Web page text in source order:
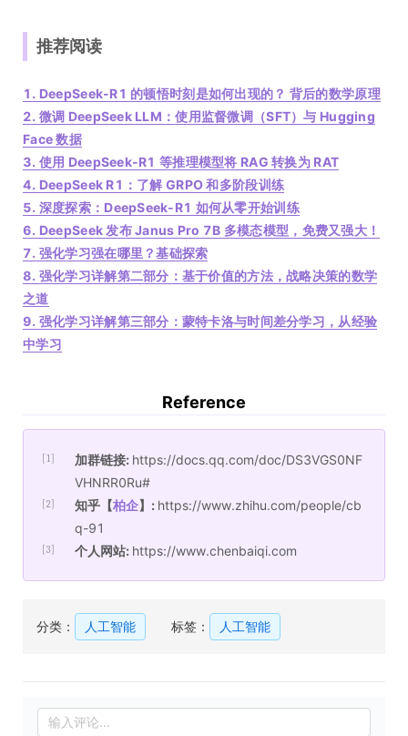
推荐阅读
1. DeepSeek-R1 的顿悟时刻是如何出现的？ 背后的数学原理
2. 微调 DeepSeek LLM：使用监督微调（SFT）与 Hugging
Face 数据
3. 使用 DeepSeek-R1 等推理模型将 RAG 转换为 RAT
4. DeepSeek R1：了解 GRPO 和多阶段训练
5. 深度探索：DeepSeek-R1 如何从零开始训练
6. DeepSeek 发布 Janus Pro 7B 多模态模型，免费又强大！
7. 强化学习强在哪里？基础探索
8. 强化学习详解第二部分：基于价值的方法，战略决策的数学
之道
9. 强化学习详解第三部分：蒙特卡洛与时间差分学习，从经验
中学习
Reference
[1] 加群链接: https://docs.qq.com/doc/DS3VGS0NF
VHNRR0Ru#
[2] 知乎【柏企】: https://www.zhihu.com/people/cb
q-91
[3] 个人网站: https://www.chenbaiqi.com
分类： 人工智能 标签： 人工智能